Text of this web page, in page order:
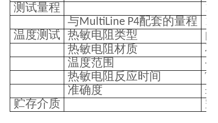
测试量程
与MultiLine P4配套的量程
温度测试
热敏电阻类型
热敏电阻材质
温度范围
-5
热敏电阻反应时间
准确度
±
贮存介质